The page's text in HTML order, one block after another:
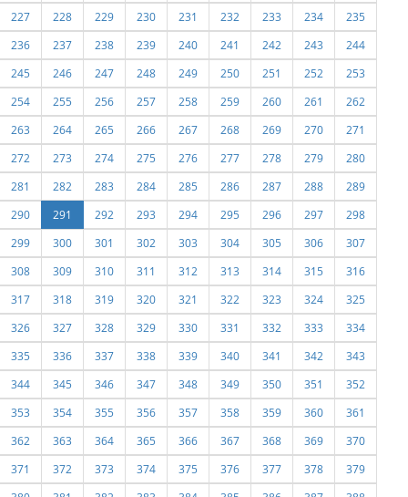
227
228 229 230 231 232 233 234
235
236
237 238 239 240 241 242 243
244
245
246 247 248 249 250 251 252
253
254
255 256 257 258 259 260 261
262
263
264 265 266 267 268 269 270
271
272
273 274 275 276 277 278 279
280
281
282 283 284 285 286 287 288
289
290
291 292 293 294 295 296 297
298
299
300 301 302 303 304 305 306
307
308
309 310 311 312 313 314 315
316
317
318 319 320 321 322 323 324
325
326
327 328 329 330 331 332 333
334
335
336 337 338 339 340 341 342
343
344
345 346 347 348 349 350 351
352
353
354 355 356 357 358 359 360
361
362
363 364 365 366 367 368 369
370
371
372 373 374 375 376 377 378
379